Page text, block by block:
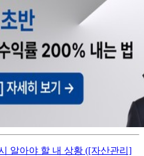
알아야 할 내 상황 ([자산관리]